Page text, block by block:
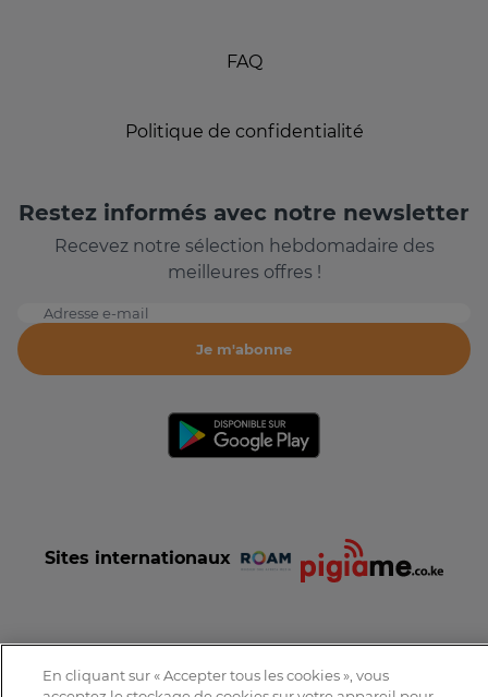
FAQ
Politique de confidentialité
Restez informés avec notre newsletter
Recevez notre sélection hebdomadaire des
meilleures offres !
Adresse e-mail
Je m'abonne
Sites internationaux
Conditions et Charte d'utilisation Politique de confidentialité
En cliquant sur « Accepter tous les cookies », vous